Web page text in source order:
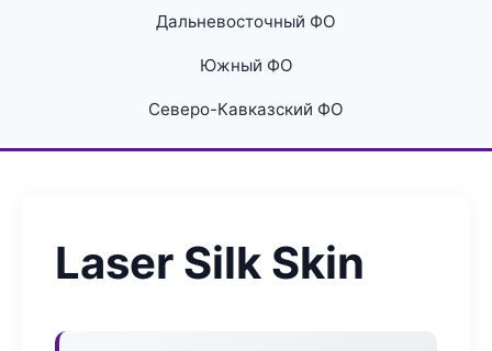
Дальневосточный ФО
Южный ФО
Северо-Кавказский ФО
Laser Silk Skin